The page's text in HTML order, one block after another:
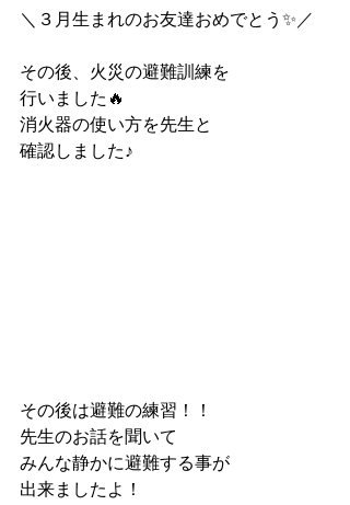
＼３月生まれのお友達おめでとう✨／
その後、火災の避難訓練を
行いました🔥
消火器の使い方を先生と
確認しました♪
その後は避難の練習！！
先生のお話を聞いて
みんな静かに避難する事が
出来ましたよ！